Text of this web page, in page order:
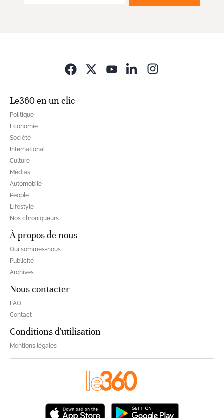
Le360 en un clic
Politique
Economie
Société
International
Culture
Médias
Automobile
People
Lifestyle
Nos chroniqueurs
À propos de nous
Qui sommes-nous
Publicité
Archives
Nous contacter
FAQ
Contact
Conditions d'utilisation
Mentions légales